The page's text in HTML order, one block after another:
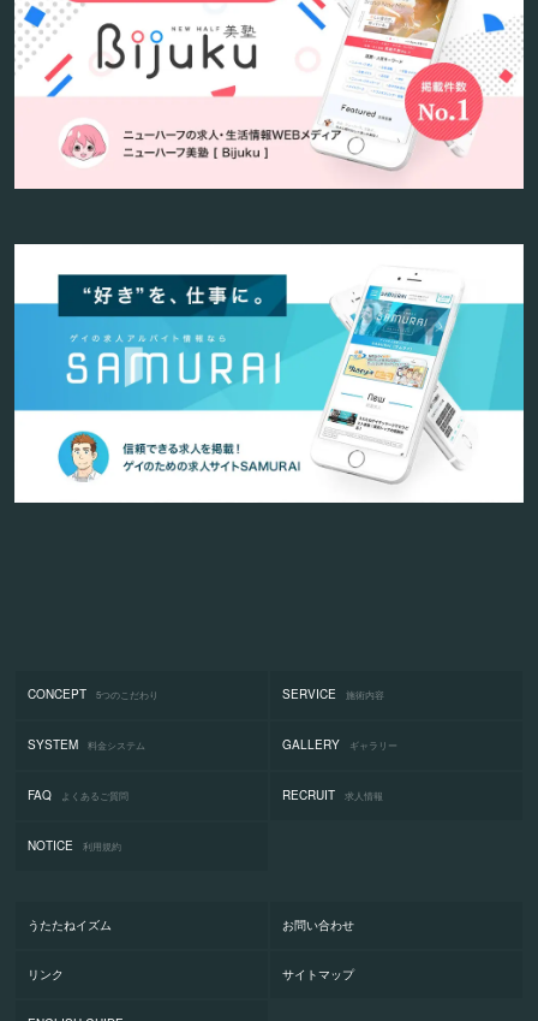
CONCEPT 5つのこだわり SERVICE 施術内容
SYSTEM 料金システム GALLERY ギャラリー
FAQ よくあるご質問 RECRUIT 求人情報
NOTICE 利用規約
うたたねイズム お問い合わせ
リンク サイトマップ